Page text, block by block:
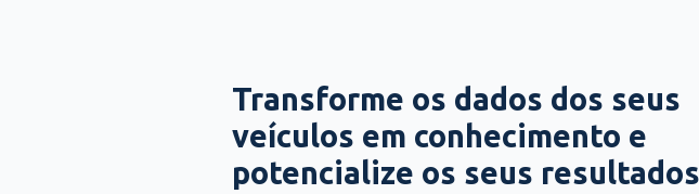
Transforme os dados dos seus
veículos em conhecimento e
potencialize os seus resultados